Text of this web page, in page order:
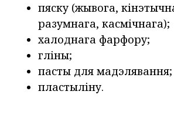
пяску (жывога,
разумнага, касмічнага);
халоднага фарфору;
гліны;
пасты для мадэлявання;
пластыліну.